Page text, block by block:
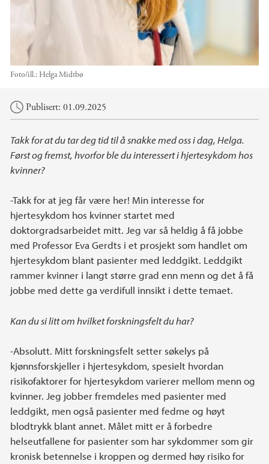
Foto/ill.: Helga Midtbø
Hovedinnhold
Publisert: 01.09.2025
Takk for at du tar deg tid til å snakke med oss i dag, Helga.
Først og fremst, hvorfor ble du interessert i hjertesykdom hos
kvinner?
-Takk for at jeg får være her! Min interesse for
hjertesykdom hos kvinner startet med
doktorgradsarbeidet mitt. Jeg var så heldig å få jobbe
med Professor Eva Gerdts i et prosjekt som handlet om
hjertesykdom blant pasienter med leddgikt. Leddgikt
rammer kvinner i langt større grad enn menn og det å få
jobbe med dette ga verdifull innsikt i dette temaet.
Kan du si litt om hvilket forskningsfelt du har?
-Absolutt. Mitt forskningsfelt setter søkelys på
kjønnsforskjeller i hjertesykdom, spesielt hvordan
risikofaktorer for hjertesykdom varierer mellom menn og
kvinner. Jeg jobber fremdeles med pasienter med
leddgikt, men også pasienter med fedme og høyt
blodtrykk blant annet. Målet mitt er å forbedre
helseutfallene for pasienter som har sykdommer som gir
kronisk betennelse i kroppen og dermed høy risiko for